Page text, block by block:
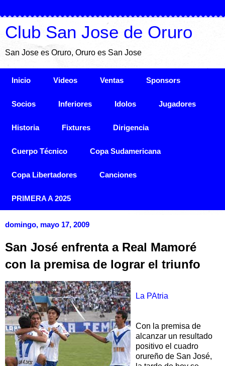
Club San Jose de Oruro
San Jose es Oruro, Oruro es San Jose
Inicio Videos Ventas Sponsors
Socios Inferiores Idolos Jugadores
Historia Fixtures Dirigencia
Cuerpo Técnico Copa Sudamericana
Copa Libertadores Canciones
PRIMERA A 2025
domingo, mayo 17, 2009
San José enfrenta a Real Mamoré
con la premisa de lograr el triunfo
La PAtria
Con la premisa de
alcanzar un resultado
positivo el cuadro
orureño de San José,